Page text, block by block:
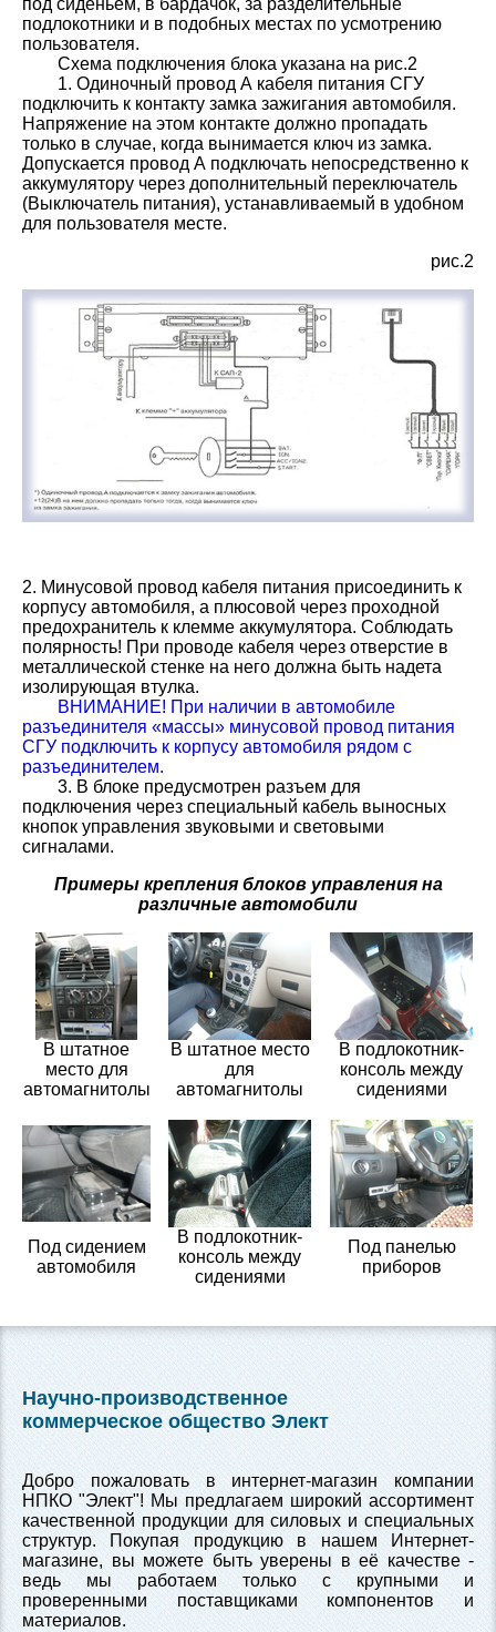
подлокотники и в подобных местах по усмотрению
пользователя.
Схема подключения блока указана на рис.2
1. Одиночный провод А кабеля питания СГУ
подключить к контакту замка зажигания автомобиля.
Напряжение на этом контакте должно пропадать
только в случае, когда вынимается ключ из замка.
Допускается провод А подключать непосредственно к
аккумулятору через дополнительный переключатель
(Выключатель питания), устанавливаемый в удобном
для пользователя месте.
рис.2
2. Минусовой провод кабеля питания присоединить к
корпусу автомобиля, а плюсовой через проходной
предохранитель к клемме аккумулятора. Соблюдать
полярность! При проводе кабеля через отверстие в
металлической стенке на него должна быть надета
изолирующая втулка.
ВНИМАНИЕ! При наличии в автомобиле
разъединителя «массы» минусовой провод питания
СГУ подключить к корпусу автомобиля рядом с
разъединителем.
3. В блоке предусмотрен разъем для
подключения через специальный кабель выносных
кнопок управления звуковыми и световыми
сигналами.
Примеры крепления блоков управления на
различные автомобили
В штатное
место для
автомагнитолы
В штатное место
для
автомагнитолы
В подлокотник-
консоль между
сидениями
Под сидением
автомобиля
В подлокотник-
консоль между
сидениями
Под панелью
приборов
Научно-производственное
коммерческое общество Элект
Добро пожаловать в интернет-магазин компании
НПКО "Элект"! Мы предлагаем широкий ассортимент
качественной продукции для силовых и специальных
структур. Покупая продукцию в нашем Интернет-
магазине, вы можете быть уверены в её качестве -
ведь мы работаем только с крупными и
проверенными поставщиками компонентов и
материалов.